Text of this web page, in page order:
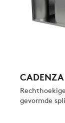
CADENZA
gevormde